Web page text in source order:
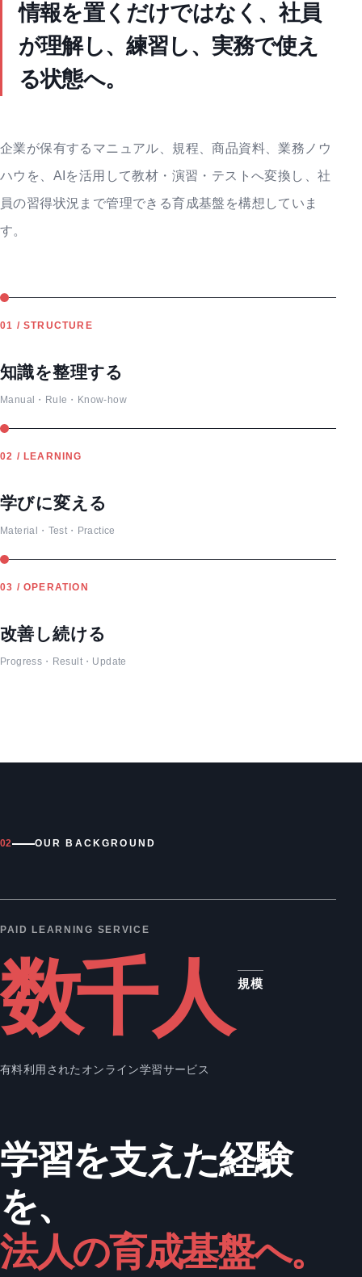
情報を置くだけではなく、社員
が理解し、練習し、 実務で使え
る状態へ。
企業が保有するマニュアル、規程、商品資料、業務ノウ
ハウを、AIを活用して教材・演習・テストへ変換し、社
員の習得状況まで管理できる育成基盤を構想していま
す。
01 / STRUCTURE
知識を整理する
Manual・Rule・Know-how
02 / LEARNING
学びに変える
Material・Test・Practice
03 / OPERATION
改善し続ける
Progress・Result・Update
02 OUR BACKGROUND
PAID LEARNING SERVICE
数千人 規模
有料利用されたオンライン学習サービス
学習を支えた経験
を、
法人の育成基盤へ。